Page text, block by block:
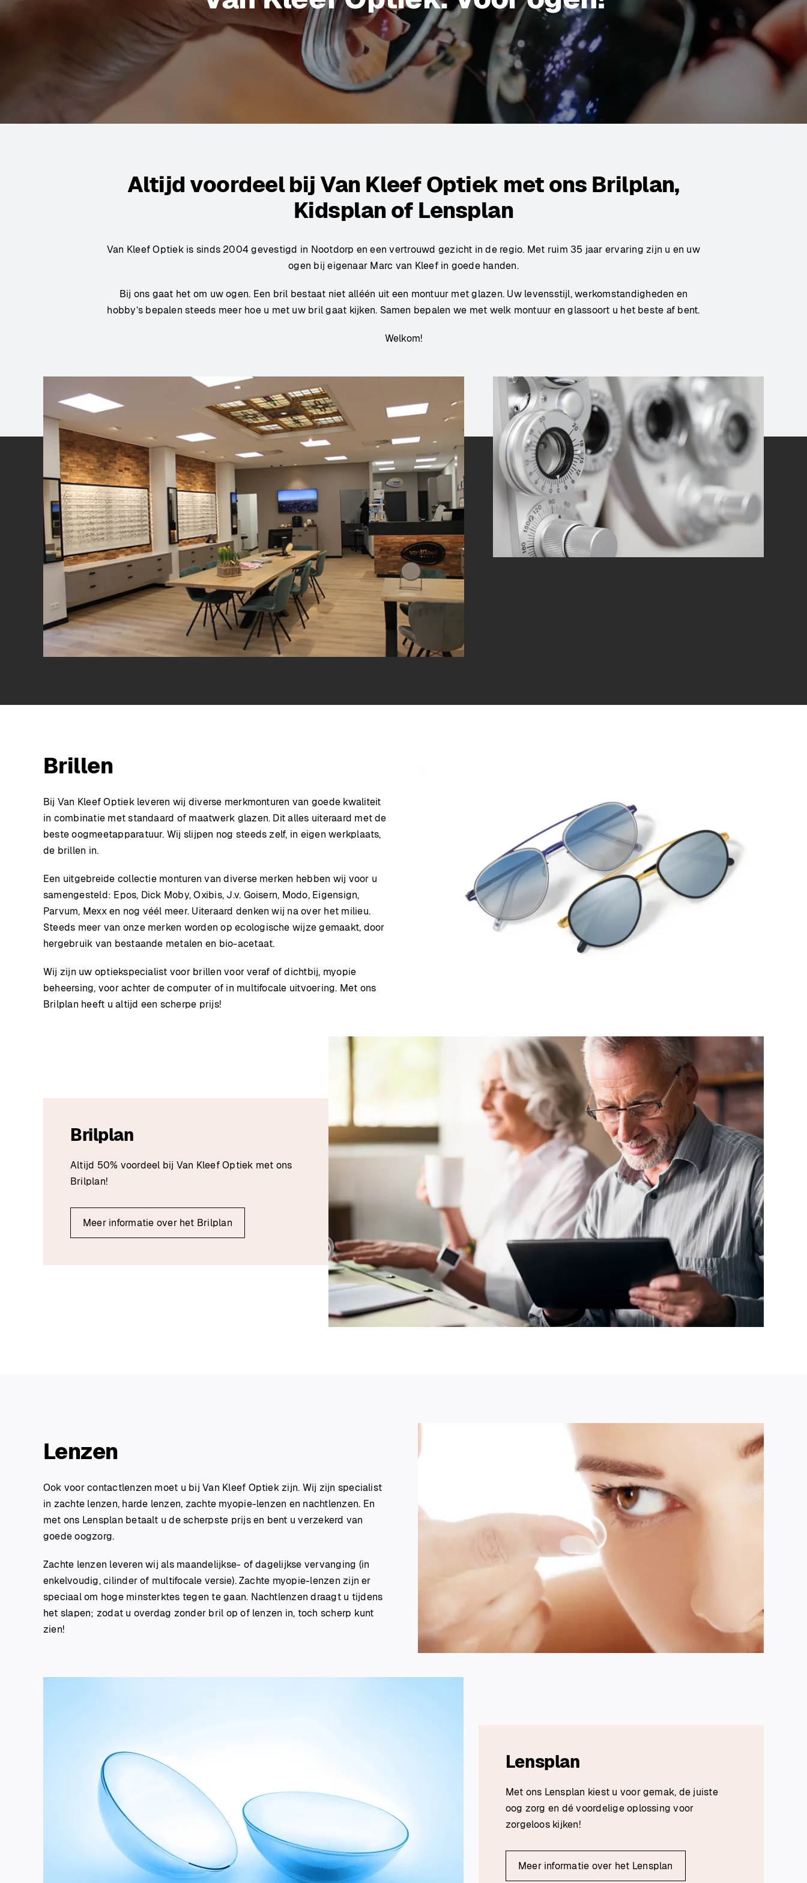
Altijd voordeel bij Van Kleef Optiek met ons Brilplan,
Kidsplan of Lensplan
Van Kleef Optiek is sinds 2004 gevestigd in Nootdorp en een vertrouwd gezicht in de regio. Met ruim 35 jaar ervaring zijn u en uw
ogen bij eigenaar Marc van Kleef in goede handen.
Bij ons gaat het om uw ogen. Een bril bestaat niet alléén uit een montuur met glazen. Uw levensstijl, werkomstandigheden en
hobby’s bepalen steeds meer hoe u met uw bril gaat kijken. Samen bepalen we met welk montuur en glassoort u het beste af bent.
Welkom!
Brillen
Bij Van Kleef Optiek leveren wij diverse merkmonturen van goede kwaliteit
in combinatie met standaard of maatwerk glazen. Dit alles uiteraard met de
beste oogmeetapparatuur. Wij slijpen nog steeds zelf, in eigen werkplaats,
de brillen in.
Een uitgebreide collectie monturen van diverse merken hebben wij voor u
samengesteld: Epos, Dick Moby, Oxibis, J.v. Goisern, Modo, Eigensign,
Parvum, Mexx en nog véél meer. Uiteraard denken wij na over het milieu.
Steeds meer van onze merken worden op ecologische wijze gemaakt, door
hergebruik van bestaande metalen en bio-acetaat.
Wij zijn uw optiekspecialist voor brillen voor veraf of dichtbij, myopie
beheersing, voor achter de computer of in multifocale uitvoering. Met ons
Brilplan heeft u altijd een scherpe prijs!
Brilplan
Altijd 50% voordeel bij Van Kleef Optiek met ons
Brilplan!
Meer informatie over het Brilplan
Lenzen
Ook voor contactlenzen moet u bij Van Kleef Optiek zijn. Wij zijn specialist
in zachte lenzen, harde lenzen, zachte myopie-lenzen en nachtlenzen. En
met ons Lensplan betaalt u de scherpste prijs en bent u verzekerd van
goede oogzorg.
Zachte lenzen leveren wij als maandelijkse- of dagelijkse vervanging (in
enkelvoudig, cilinder of multifocale versie). Zachte myopie-lenzen zijn er
speciaal om hoge minsterktes tegen te gaan. Nachtlenzen draagt u tijdens
het slapen; zodat u overdag zonder bril op of lenzen in, toch scherp kunt
zien!
Lensplan
Met ons Lensplan kiest u voor gemak, de juiste
oog zorg en dé voordelige oplossing voor
zorgeloos kijken!
Meer informatie over het Lensplan